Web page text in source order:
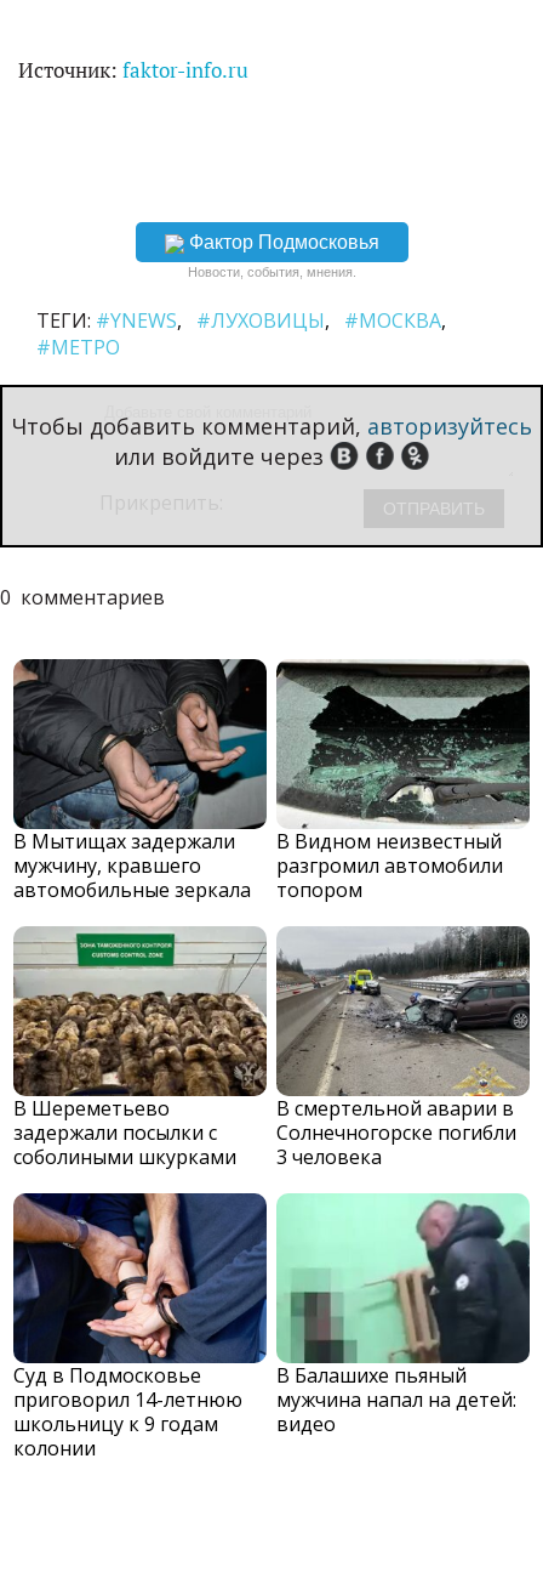
Источник: faktor-info.ru
Фактор Подмосковья
Новости, события, мнения.
ТЕГИ: #YNEWS #ЛУХОВИЦЫ
#МОСКВА
#МЕТРО
Чтобы добавить комментарий, авторизуйтесь
или войдите через
0 комментариев
В Мытищах задержали
мужчину, кравшего
автомобильные зеркала
В Видном неизвестный
разгромил автомобили
топором
В Шереметьево
задержали посылки с
соболиными шкурками
В смертельной аварии в
Солнечногорске погибли
3 человека
Суд в Подмосковье
приговорил 14-летнюю
школьницу к 9 годам
колонии
В Балашихе пьяный
мужчина напал на детей:
видео